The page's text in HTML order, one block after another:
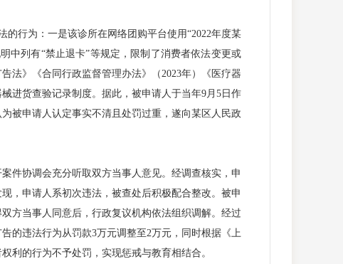
行为：一是该诊所在网络团购平台使用“2022年度某
中列有“禁止退卡”等规定，限制了消费者依法变更或
法》《合同行政监督管理办法》（2023年）《医疗器
进货查验记录制度。据此，被申请人于当年9月5日作
被申请人认定事实不清且处罚过重，遂向某区人民政
协调会充分听取双方当事人意见。经调查核实，申
，申请人系初次违法，被查处后积极配合整改。被申
方当事人同意后，行政复议机构依法组织调解。经过
的违法行为从罚款3万元调整至2万元，同时根据《上
利的行为不予处罚，实现惩戒与教育相结合。